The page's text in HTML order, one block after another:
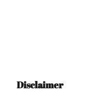
Disclaimer